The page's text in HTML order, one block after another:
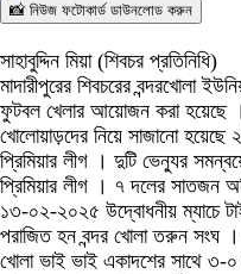
📸 নিউজ ফটোকার্ড ডাউনলোড করুন
সাহাবুদ্দিন মিয়া (শিবচর প্রতিনিধি)
মাদারীপুরের শিবচরের বন্দরখোলা
ফুটবল খেলার আয়োজন করা হয়েছে
খোলোয়াড়দের নিয়ে সাজানো
প্রিমিয়ার লীগ । দুটি ভেন্যুর
প্রিমিয়ার লীগ । ৭ দলের সাতজন
১৩-০২-২০২৫ উদ্বোধনীয় ম্যাচে
পরাজিত হন বন্দর খোলা তরুন সংঘ ।
খোলা ভাই ভাই একাদশের সাথে